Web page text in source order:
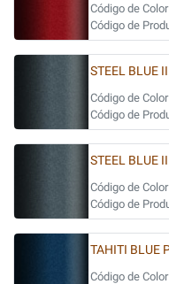
Código de
Código de
STEEL BLUE
Código de
Código de
STEEL BLUE
Código de
Código de
TAHITI BLUE
Código de